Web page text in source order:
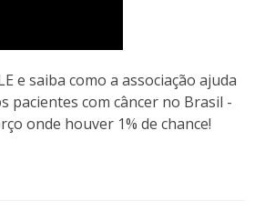
e saiba como a associação ajuda
pacientes com câncer no Brasil -
onde houver 1% de chance!